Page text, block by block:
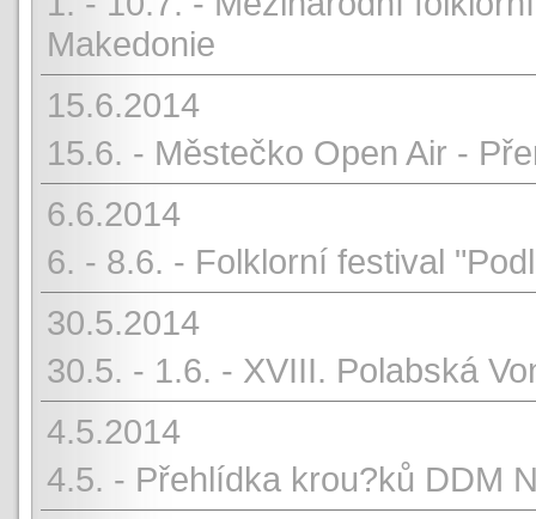
Makedonie
15.6.2014
15.6. - Městečko Open Air -
6.6.2014
6. - 8.6. - Folklorní festival
30.5.2014
30.5. - 1.6. - XVIII. Polabská
4.5.2014
4.5. - Přehlídka krou?ků DDM